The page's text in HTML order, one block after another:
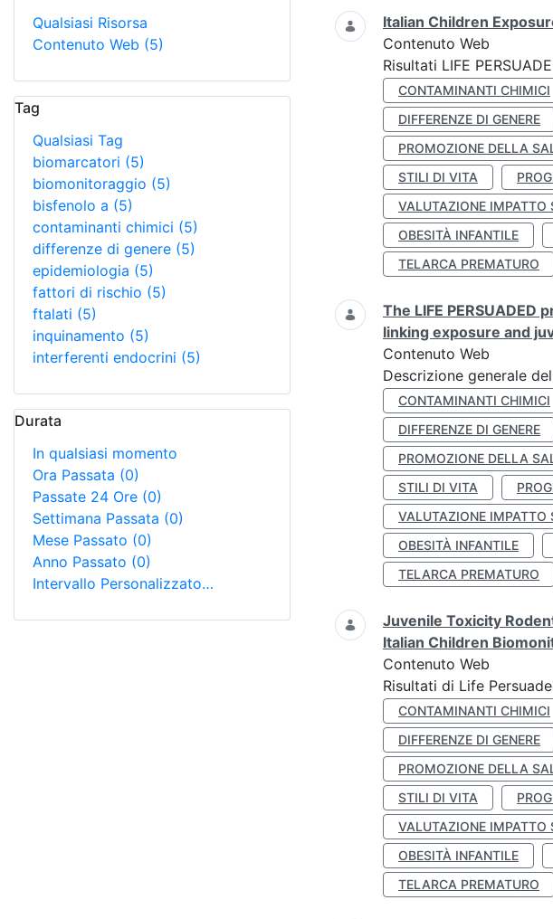
Qualsiasi Risorsa
Contenuto Web (5)
Tag
Qualsiasi Tag
biomarcatori (5)
biomonitoraggio (5)
bisfenolo a (5)
contaminanti chimici (5)
differenze di genere (5)
epidemiologia (5)
fattori di rischio (5)
ftalati (5)
inquinamento (5)
interferenti endocrini (5)
Durata
In qualsiasi momento
Ora Passata (0)
Passate 24 Ore (0)
Settimana Passata (0)
Mese Passato (0)
Anno Passato (0)
Intervallo Personalizzato…
Ricerca
Italian Children
Contenuto Web
Risultati LIFE
CONTAMINANTI CHIMICI
DIFFERENZE DI GENERE
PROMOZIONE DELLA
STILI DI VITA
VALUTAZIONE IMPATTO
OBESITÀ INFANTILE
TELARCA PREMATURO
The LIFE
linking exposure and
Contenuto Web
Descrizione generale
CONTAMINANTI CHIMICI
DIFFERENZE DI GENERE
PROMOZIONE DELLA
STILI DI VITA
VALUTAZIONE IMPATTO
OBESITÀ INFANTILE
TELARCA PREMATURO
Juvenile Toxicity
Italian Children
Contenuto Web
Risultati di Life
CONTAMINANTI CHIMICI
DIFFERENZE DI GENERE
PROMOZIONE DELLA
STILI DI VITA
VALUTAZIONE IMPATTO
OBESITÀ INFANTILE
TELARCA PREMATURO